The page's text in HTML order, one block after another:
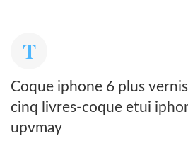
Coque iphone 6 plus
cinq livres-coque etui
upvmay